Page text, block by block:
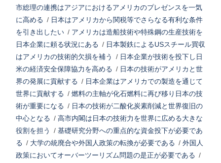
市総理の連携はアジアにおけるアメリカのプレゼンスを一気
に高める / 日本はアメリカから関税等でさらなる有利な条件
を引き出したい / アメリカは造船技術や特殊鋼の生産技術を
日本企業に頼る状況にある / 日本製鉄によるUSスチール買収
はアメリカの技術的欠損を補う
/ 日本企業が技術を投下し日
米の経済安全保障協力を高める / 日本の技術がアメリカと世
界の発展に貢献する / 日本企業はアメリカでの製造を通じて
世界に貢献する / 燃料の主軸が化石燃料に再び移り日本の技
術が重要になる / 日本の技術が二酸化炭素削減と世界復旧の
中心となる / 高市内閣は日本の技術力を世界に広める大きな
役割を担う
/ 基礎研究分野への重点的な資金投下が必要であ
る / 大学の統廃合や外国人政策の転換が必要である / 外国人
政策においてオーバーツーリズム問題の是正が必要である /